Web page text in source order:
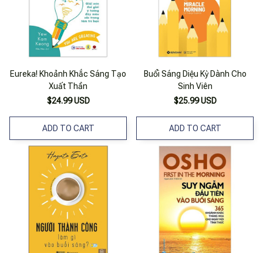
Eureka! Khoảnh Khắc Sáng Tạo
Xuất Thần
$24.99 USD
ADD TO CART
Buổi Sáng Diệu Kỳ Dành Cho
Sinh Viên
$25.99 USD
ADD TO CART